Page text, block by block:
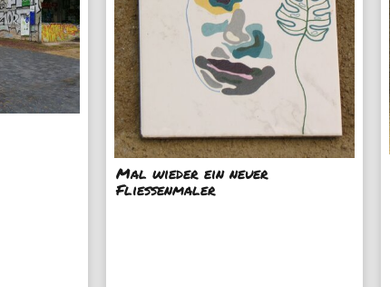
Mal wieder ein neuer
Fliessenmaler